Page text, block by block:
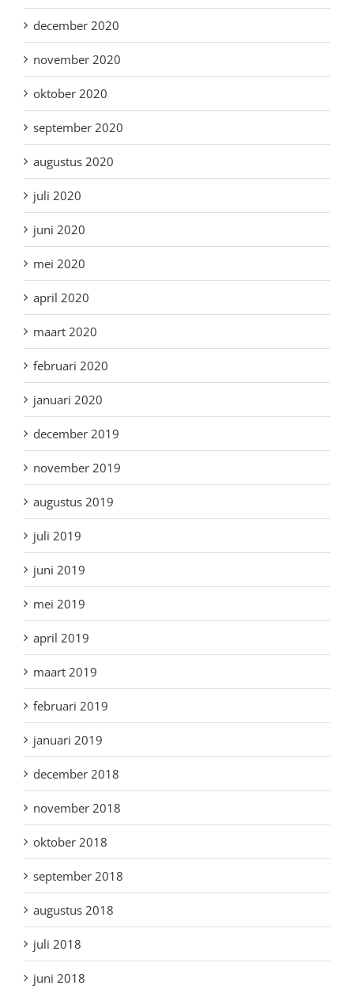
december 2020
november 2020
oktober 2020
september 2020
augustus 2020
juli 2020
juni 2020
mei 2020
april 2020
maart 2020
februari 2020
januari 2020
december 2019
november 2019
augustus 2019
juli 2019
juni 2019
mei 2019
april 2019
maart 2019
februari 2019
januari 2019
december 2018
november 2018
oktober 2018
september 2018
augustus 2018
juli 2018
juni 2018